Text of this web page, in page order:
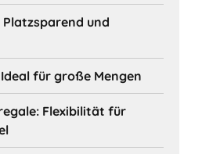
Platzsparend und
für große Mengen
Flexibilität für